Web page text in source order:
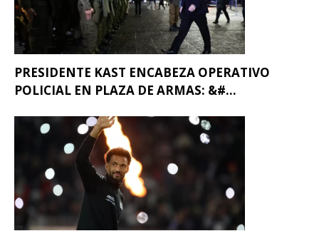
PRESIDENTE KAST ENCABEZA OPERATIVO
POLICIAL EN PLAZA DE ARMAS: &#...